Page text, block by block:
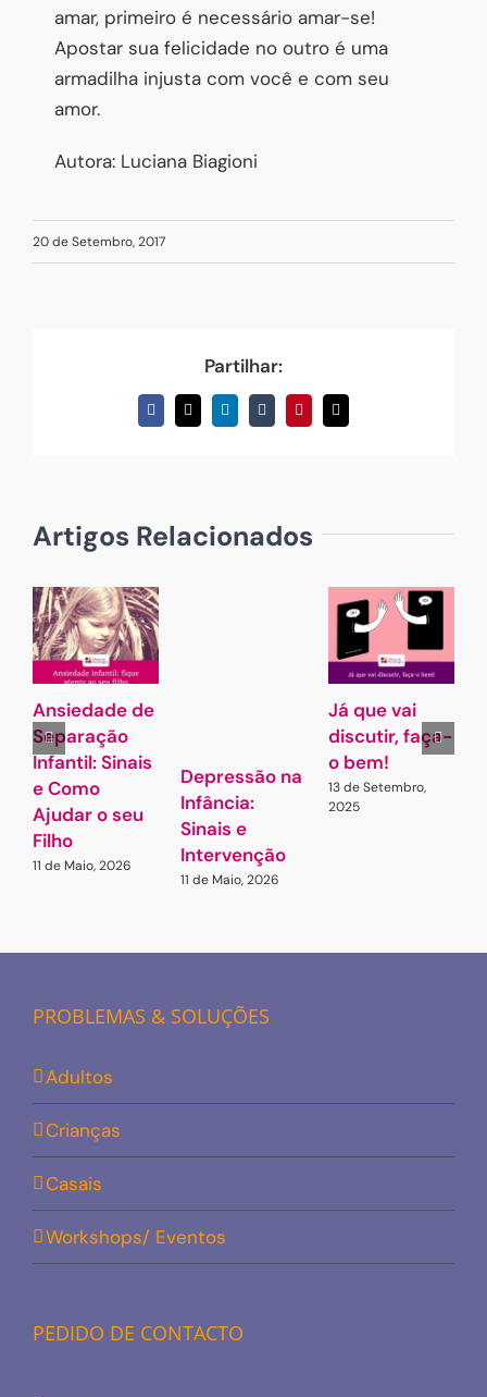
amar, primeiro é necessário amar-se!
Apostar sua felicidade no outro é uma
armadilha injusta com você e com seu
amor.
Autora: Luciana Biagioni
20 de Setembro, 2017
Partilhar:
Facebook
X LinkedInTumblrPinterestEmail
(necessário
Artigos Relacionados
Ansiedade de
Separação
Infantil: Sinais
e Como
Ajudar o seu
Filho
11 de Maio, 2026
Depressão na
Infância:
Sinais e
Intervenção
11 de Maio, 2026
Já que vai
discutir, faça-
o bem!
13 de Setembro,
2025
PROBLEMAS & SOLUÇÕES
Adultos
Crianças
Casais
Workshops/ Eventos
PEDIDO DE CONTACTO